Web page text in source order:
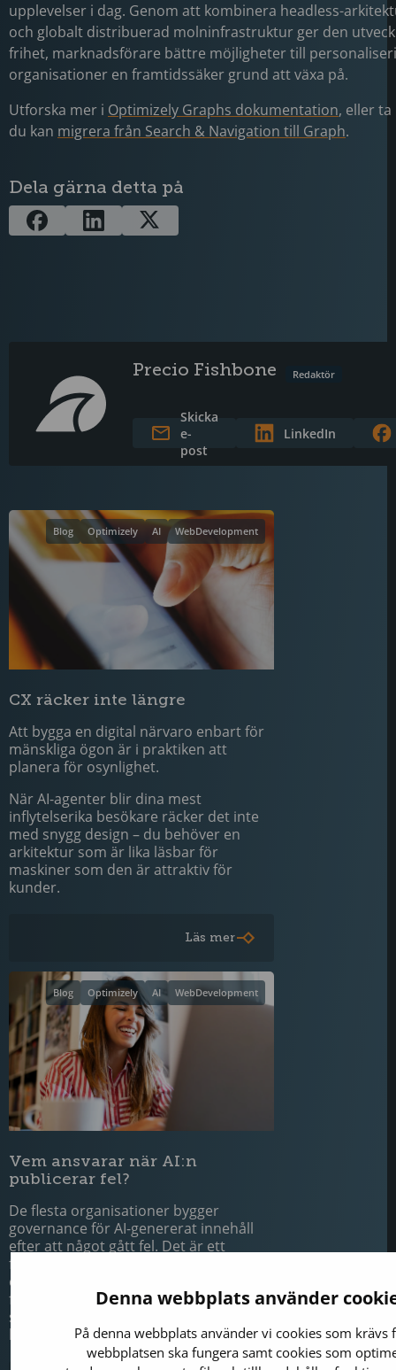
Denna webbplats använder
På denna webbplats använder vi cookies som krävs
webbplatsen ska fungera samt cookies som
upplevelser i dag. Genom att kombinera headless-
och globalt distribuerad molninfrastruktur ger den
frihet, marknadsförare bättre möjligheter till
organisationer en framtidssäker grund att växa på.
Utforska mer i Optimizely Graphs dokumentation, eller
du kan migrera från Search & Navigation till Graph.
Dela gärna detta på
Precio Fishbone Redaktör
Skicka
e-
post
LinkedIn
WebDevelopment
AI
Optimizely
Blog
CX räcker inte längre
Att bygga en digital närvaro enbart för
mänskliga ögon är i praktiken att
planera för osynlighet.
När AI-agenter blir dina mest
inflytelserika besökare räcker det inte
med snygg design – du behöver en
arkitektur som är lika läsbar för
maskiner som den är attraktiv för
kunder.
Läs mer
WebDevelopment
AI
Optimizely
Blog
Vem ansvarar när AI:n
publicerar fel?
De flesta organisationer bygger
governance för AI-genererat innehåll
efter att något gått fel. Det är ett
förståeligt mänskligt beteende. Det är
också ett dyrt sätt att lära sig. För när
felet väl är ett faktum är strukturen
som borde ha funnits där omöjlig att
bygga retroaktivt.